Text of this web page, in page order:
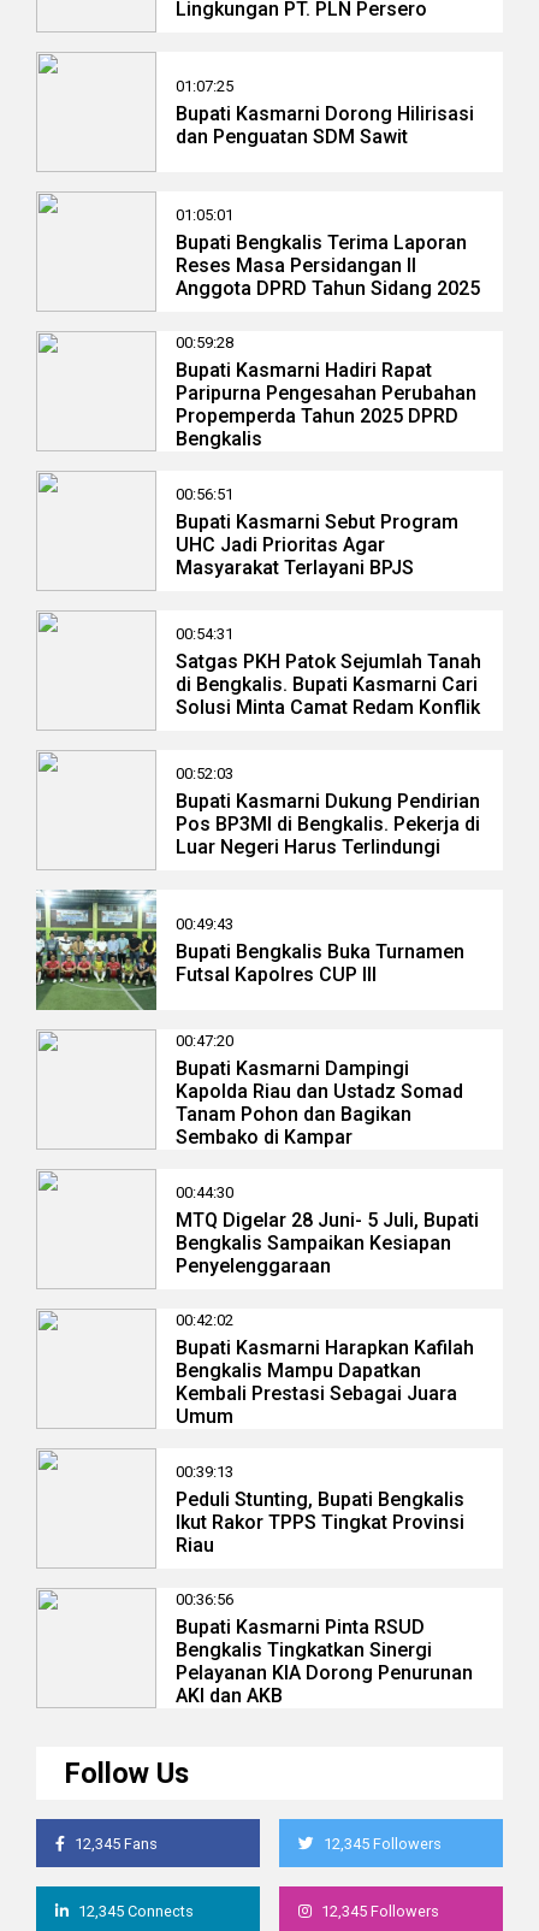
Lingkungan PT. PLN Persero
01:07:25
Bupati Kasmarni Dorong Hilirisasi
dan Penguatan SDM Sawit
01:05:01
Bupati Bengkalis Terima Laporan
Reses Masa Persidangan II
Anggota DPRD Tahun Sidang 2025
00:59:28
Bupati Kasmarni Hadiri Rapat
Paripurna Pengesahan Perubahan
Propemperda Tahun 2025 DPRD
Bengkalis
00:56:51
Bupati Kasmarni Sebut Program
UHC Jadi Prioritas Agar
Masyarakat Terlayani BPJS
00:54:31
Satgas PKH Patok Sejumlah Tanah
di Bengkalis. Bupati Kasmarni Cari
Solusi Minta Camat Redam Konflik
00:52:03
Bupati Kasmarni Dukung Pendirian
Pos BP3MI di Bengkalis. Pekerja di
Luar Negeri Harus Terlindungi
00:49:43
Bupati Bengkalis Buka Turnamen
Futsal Kapolres CUP III
00:47:20
Bupati Kasmarni Dampingi
Kapolda Riau dan Ustadz Somad
Tanam Pohon dan Bagikan
Sembako di Kampar
00:44:30
MTQ Digelar 28 Juni- 5 Juli, Bupati
Bengkalis Sampaikan Kesiapan
Penyelenggaraan
00:42:02
Bupati Kasmarni Harapkan Kafilah
Bengkalis Mampu Dapatkan
Kembali Prestasi Sebagai Juara
Umum
00:39:13
Peduli Stunting, Bupati Bengkalis
Ikut Rakor TPPS Tingkat Provinsi
Riau
00:36:56
Bupati Kasmarni Pinta RSUD
Bengkalis Tingkatkan Sinergi
Pelayanan KIA Dorong Penurunan
AKI dan AKB
Follow Us
12,345 Fans 12,345 Followers
12,345 Connects 12,345 Followers